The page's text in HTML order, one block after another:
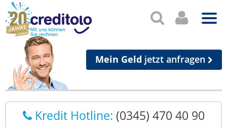
Mein Geld jetzt anfragen
Kredit Hotline: (0345) 470 40 90